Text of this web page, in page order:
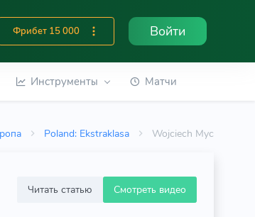
Фрибет 15 000 Войти
Инструменты Матчи
Poland: Ekstraklasa Wojciech Myc
Читать статью Смотреть видео